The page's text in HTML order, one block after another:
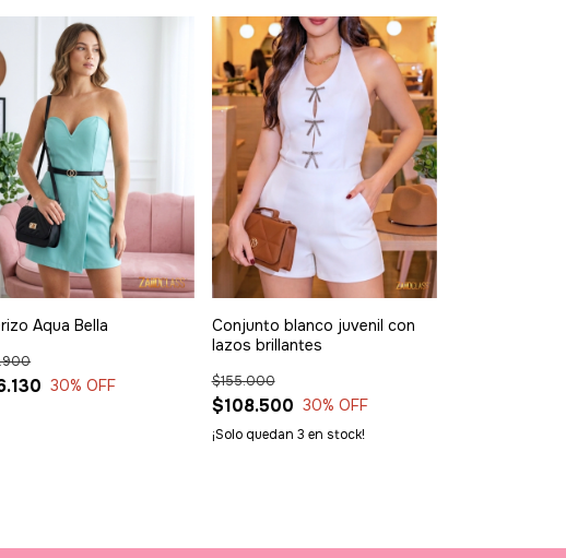
Aqua Bella
30% OFF
Conjunto blanco juvenil con
lazos brillantes
$108.500
$155.000
30% OFF
¡Solo quedan 3 en stock!